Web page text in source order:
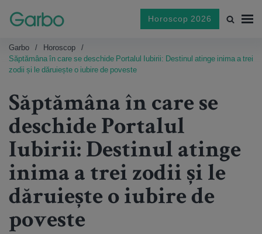
Horoscop 2026
Garbo
Horoscop
Săptămâna în care se deschide Portalul Iubirii: Destinul atinge inima a trei
zodii și le dăruiește o iubire de poveste
Săptămâna în care se
deschide Portalul
Iubirii: Destinul atinge
inima a trei zodii și le
dăruiește o iubire de
poveste